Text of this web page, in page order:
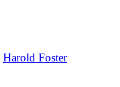
Harold Foster